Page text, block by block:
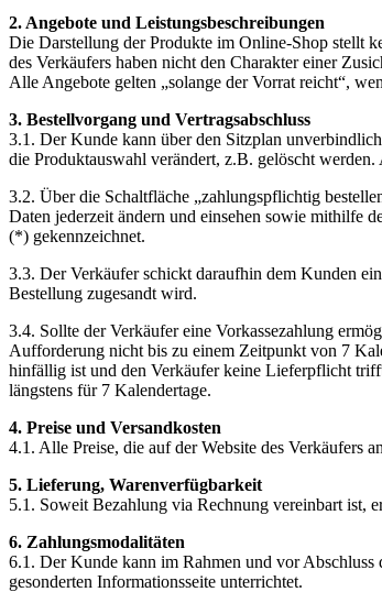
2. Angebote und Leistungsbeschreibungen
Die Darstellung der Produkte im Online-Shop stellt
des Verkäufers haben nicht den Charakter einer
Alle Angebote gelten „solange der Vorrat reicht“,
3. Bestellvorgang und Vertragsabschluss
3.1. Der Kunde kann über den Sitzplan
die Produktauswahl verändert, z.B. gelöscht
3.2. Über die Schaltfläche „zahlungspflichtig
Daten jederzeit ändern und einsehen sowie mithilfe
(*) gekennzeichnet.
3.3. Der Verkäufer schickt daraufhin dem Kunden
Bestellung zugesandt wird.
3.4. Sollte der Verkäufer eine Vorkassezahlung
Aufforderung nicht bis zu einem Zeitpunkt von 7
hinfällig ist und den Verkäufer keine Lieferpflicht
längstens für 7 Kalendertage.
4. Preise und Versandkosten
4.1. Alle Preise, die auf der Website des Verkäufers
5. Lieferung, Warenverfügbarkeit
5.1. Soweit Bezahlung via Rechnung vereinbart ist,
6. Zahlungsmodalitäten
6.1. Der Kunde kann im Rahmen und vor Abschluss
gesonderten Informationsseite unterrichtet.